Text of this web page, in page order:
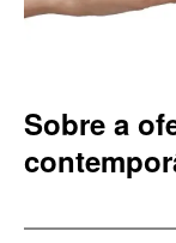
Sobre a